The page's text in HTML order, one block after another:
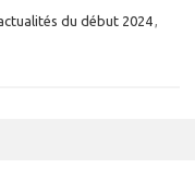
du début 2024,